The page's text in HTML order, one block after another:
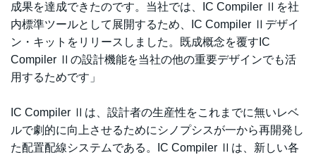
成果を達成できたのです。当社では、IC Compiler Ⅱを社
内標準ツールとして展開するため、IC Compiler Ⅱデザイ
ン・キットをリリースしました。既成概念を覆すIC
Compiler Ⅱの設計機能を当社の他の重要デザインでも活
用するためです」
IC Compiler Ⅱは、設計者の生産性をこれまでに無いレベ
ルで劇的に向上させるためにシノプシスが一から再開発し
た配置配線システムである。IC Compiler Ⅱは、新しい各